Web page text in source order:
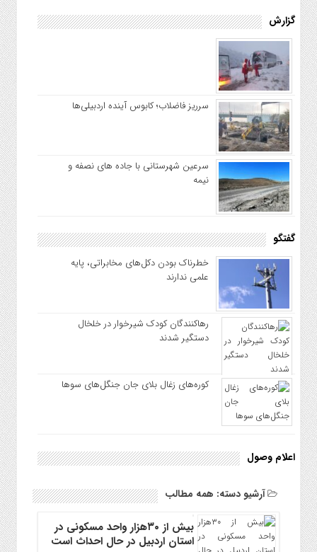
گزارش
سرریز فاضلاب؛ کابوس آینده اردبیلی‌ها
سرعین شهرستانی با جاده های نصفه و
نیمه
گفتگو
خطرناک بودن دکل‌های مخابراتی، پایه
علمی ندارند
رهاکنندگان کودک شیرخوار در خلخال
دستگیر شدند
کوره‌های زغال بلای جان جنگل‌های سوها
اعلام وصول
آرشیو دسته: همه مطالب
بیش از ۳۰هزار واحد مسکونی در
استان اردبیل در حال احداث است